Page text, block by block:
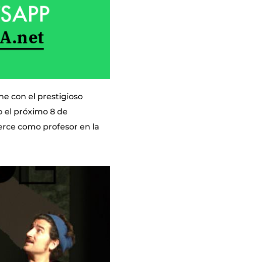
con el prestigioso
el próximo 8 de
como profesor en la